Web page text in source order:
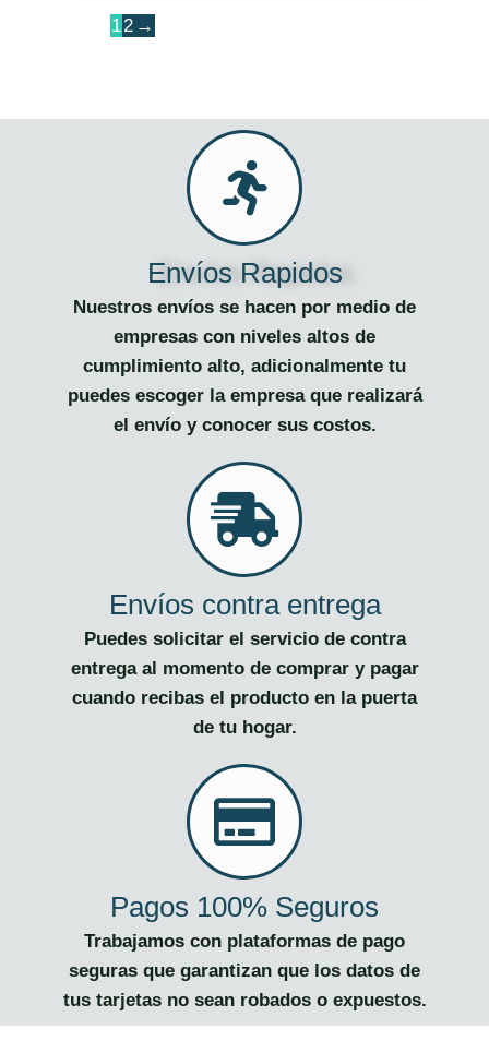
12 →
Envíos Rapidos
Nuestros envíos se hacen por medio de
empresas con niveles altos de
cumplimiento alto, adicionalmente tu
puedes escoger la empresa que realizará
el envío y conocer sus costos.
Envíos contra entrega
Puedes solicitar el servicio de contra
entrega al momento de comprar y pagar
cuando recibas el producto en la puerta
de tu hogar.
Pagos 100% Seguros
Trabajamos con plataformas de pago
seguras que garantizan que los datos de
tus tarjetas no sean robados o expuestos.